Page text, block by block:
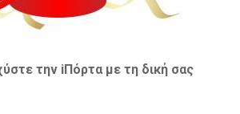
την iΠόρτα με τη δική σας